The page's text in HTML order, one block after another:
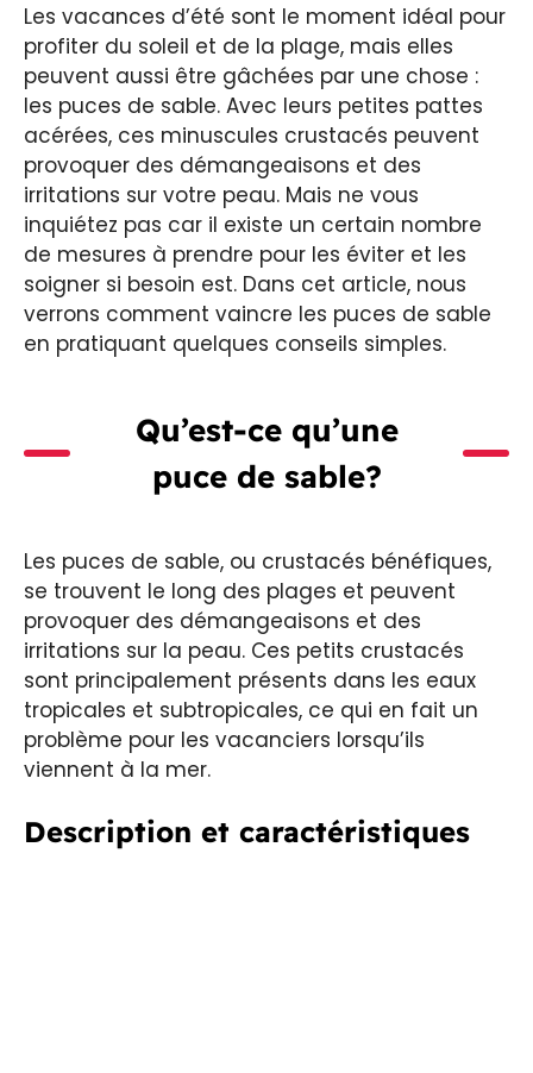
Les vacances d’été sont le moment idéal pour
profiter du soleil et de la plage, mais elles
peuvent aussi être gâchées par une chose :
les puces de sable. Avec leurs petites pattes
acérées, ces minuscules crustacés peuvent
provoquer des démangeaisons et des
irritations sur votre peau. Mais ne vous
inquiétez pas car il existe un certain nombre
de mesures à prendre pour les éviter et les
soigner si besoin est. Dans cet article, nous
verrons comment vaincre les puces de sable
en pratiquant quelques conseils simples.
Qu’est-ce qu’une
puce de sable?
Les puces de sable, ou crustacés bénéfiques,
se trouvent le long des plages et peuvent
provoquer des démangeaisons et des
irritations sur la peau. Ces petits crustacés
sont principalement présents dans les eaux
tropicales et subtropicales, ce qui en fait un
problème pour les vacanciers lorsqu’ils
viennent à la mer.
Description et caractéristiques